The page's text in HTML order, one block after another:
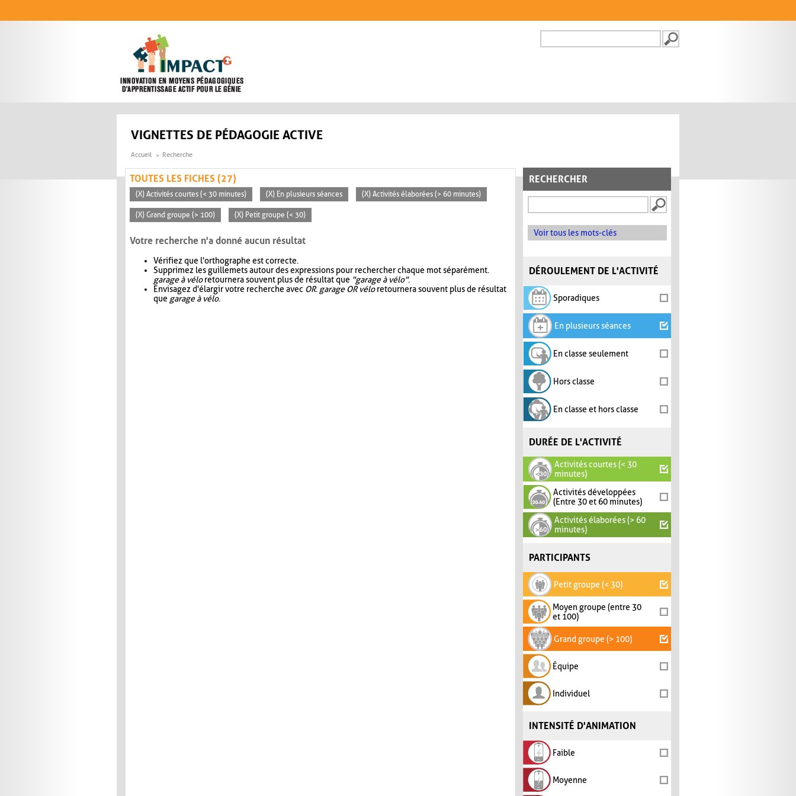
FORMULAIRE DE
VIGNETTES DE PÉDAGOGIE ACTIVE
Accueil Recherche
RECHERCHER
Voir tous les mots-clés
DÉROULEMENT DE L'ACTIVITÉ
Sporadiques
En plusieurs séances
En classe seulement
Hors classe
En classe et hors classe
DURÉE DE L'ACTIVITÉ
Activités courtes (< 30
minutes)
Activités développées
(Entre 30 et 60 minutes)
Activités élaborées (> 60
minutes)
PARTICIPANTS
Petit groupe (< 30)
Moyen groupe (entre 30
et 100)
Grand groupe (> 100)
Équipe
Individuel
INTENSITÉ D'ANIMATION
Faible
Moyenne
TOUTES LES FICHES (27)
(X) Activités courtes (< 30 minutes) (X) En plusieurs séances (X) Activités élaborées (> 60 minutes)
(X) Grand groupe (> 100) (X) Petit groupe (< 30)
Votre recherche n'a donné aucun résultat
Vérifiez que l'orthographe est correcte.
Supprimez les guillemets autour des expressions pour rechercher chaque mot séparément.
garage à véloretournera souvent plus de résultat que "garage à vélo".
Envisagez d'élargir votre recherche avec OR. garage OR véloretournera souvent plus de résultat
que garage à vélo.